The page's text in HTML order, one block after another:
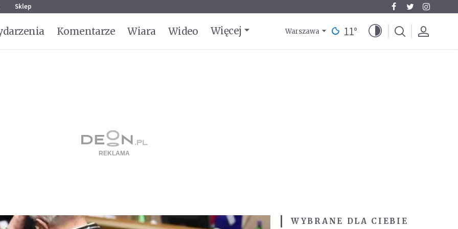
Sklep
Komentarze Wiara Wideo Więcej Warszawa 11°
WYBRANE DLA CIEBIE